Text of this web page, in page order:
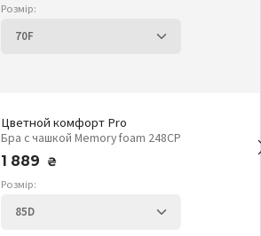
Розмір:
Цветной комфорт Pro
Бра с чашкой Memory foam 248CP
1 889
₴
Розмір: